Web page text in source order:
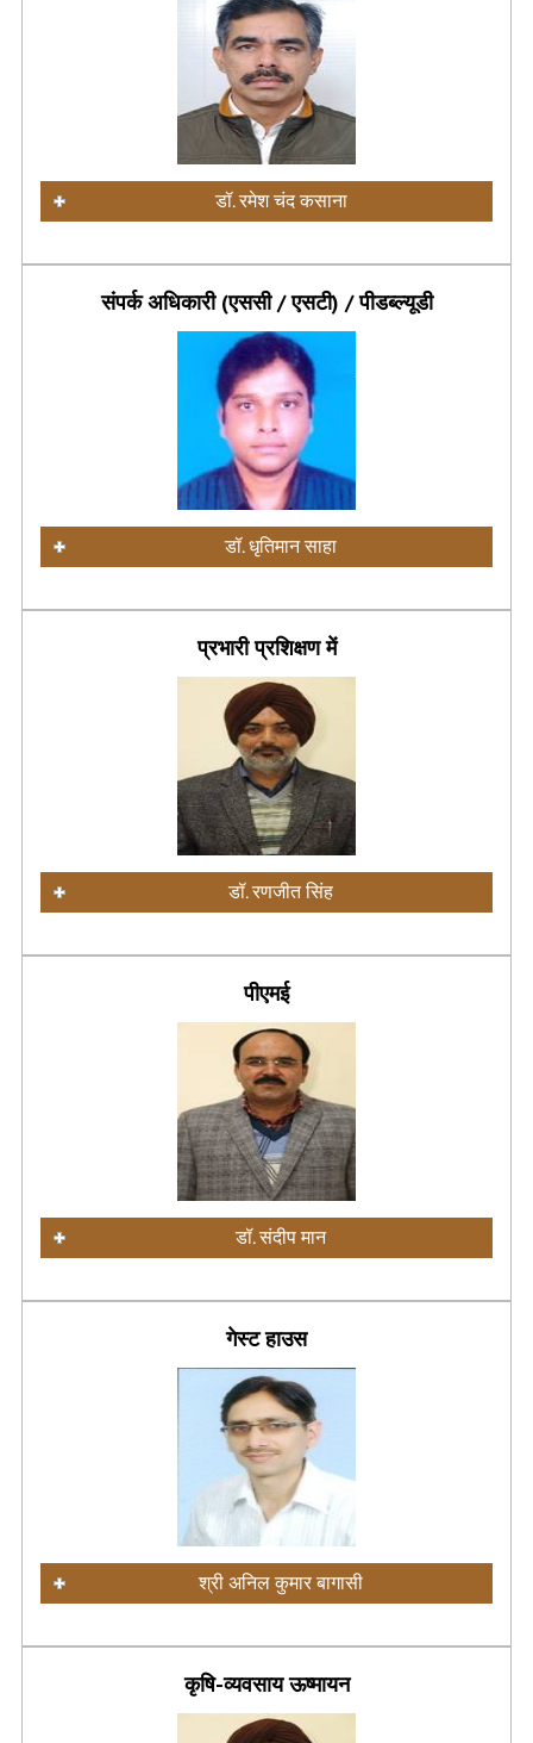
डॉ. रमेश चंद कसाना
संपर्क अधिकारी (एससी / एसटी) / पीडब्ल्यूडी
डॉ. धृतिमान साहा
प्रभारी प्रशिक्षण में
डॉ. रणजीत सिंह
पीएमई
डॉ. संदीप मान
गेस्ट हाउस
श्री अनिल कुमार बागासी
कृषि-व्यवसाय ऊष्मायन